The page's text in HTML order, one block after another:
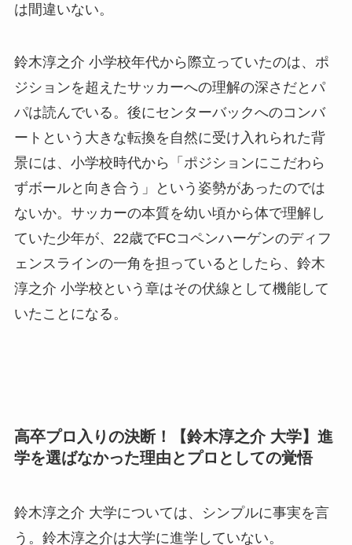
は間違いない。
鈴木淳之介 小学校年代から際立っていたのは、ポ
ジションを超えたサッカーへの理解の深さだとパ
パは読んでいる。後にセンターバックへのコンバ
ートという大きな転換を自然に受け入れられた背
景には、小学校時代から「ポジションにこだわら
ずボールと向き合う」という姿勢があったのでは
ないか。サッカーの本質を幼い頃から体で理解し
ていた少年が、22歳でFCコペンハーゲンのディフ
ェンスラインの一角を担っているとしたら、鈴木
淳之介 小学校という章はその伏線として機能して
いたことになる。
高卒プロ入りの決断！【鈴木淳之介 大学】進
学を選ばなかった理由とプロとしての覚悟
鈴木淳之介 大学については、シンプルに事実を言
う。鈴木淳之介は大学に進学していない。